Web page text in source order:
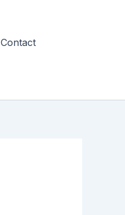
Contact